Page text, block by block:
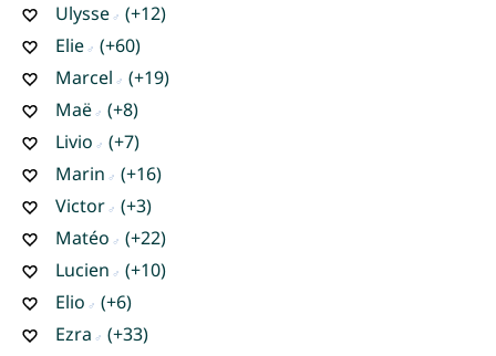
Ulysse
(+12)
Elie
(+60)
Marcel
(+19)
Maë
(+8)
Livio
(+7)
Marin
(+16)
Victor
(+3)
Matéo
(+22)
Lucien
(+10)
Elio
(+6)
Ezra
(+33)